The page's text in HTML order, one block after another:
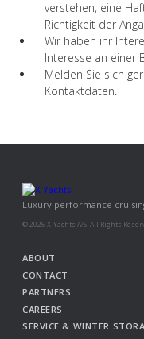
verstehen, eine
Richtigkeit der
Wir haben ihr
Interesse an einer
Melden Sie sich
Kontaktdaten.
Luxury performance
© 2026 X-Yachts A/S. All Rights
ABOUT
CONTACT
PARTNERS
CAREERS
SERVICE & WINTER